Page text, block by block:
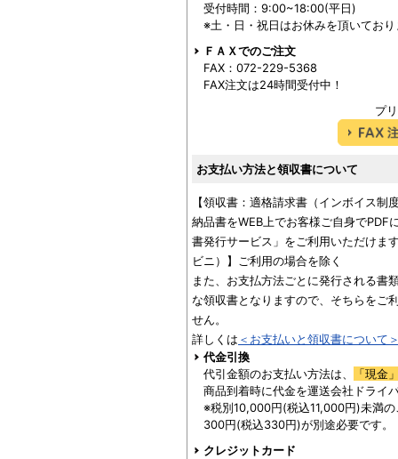
受付時間：9:00~18:00(平日)
※土・日・祝日はお休みを頂いてお
ＦＡＸでのご注文
FAX：072-229-5368
FAX注文は24時間受付中！
プ
お支払い方法と領収書について
【領収書：適格請求書（インボイス制
納品書をWEB上でお客様ご自身でPDF
書発行サービス」をご利用いただけま
ビニ）】ご利用の場合を除く
また、お支払方法ごとに発行される書
な領収書となりますので、そちらをご
せん。
詳しくは ＜お支払いと領収書について
代金引換
代引金額のお支払い方法は、
「現金
商品到着時に代金を運送会社ドライ
※税別10,000円(税込11,000円)未満
300円(税込330円)が別途必要です。
クレジットカード